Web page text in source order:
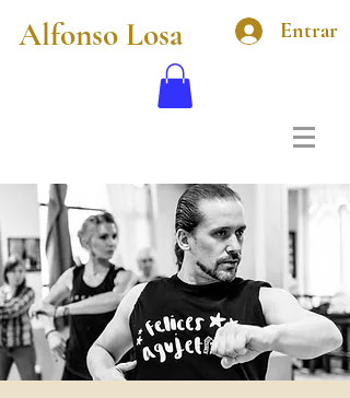
Alfonso Losa Entrar